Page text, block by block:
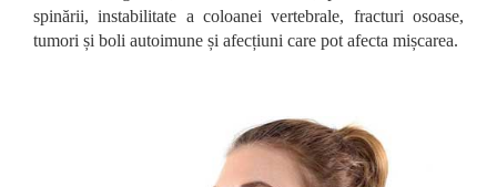
spinării, instabilitate a coloanei vertebrale, fracturi osoase,
tumori și boli autoimune și afecțiuni care pot afecta mișcarea.